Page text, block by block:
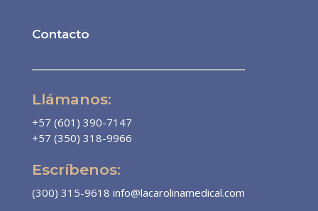
Contacto
Llámanos:
+57 (601) 390-7147
+57 (350) 318-9966
Escríbenos:
(300) 315-9618 info@lacarolinamedical.com